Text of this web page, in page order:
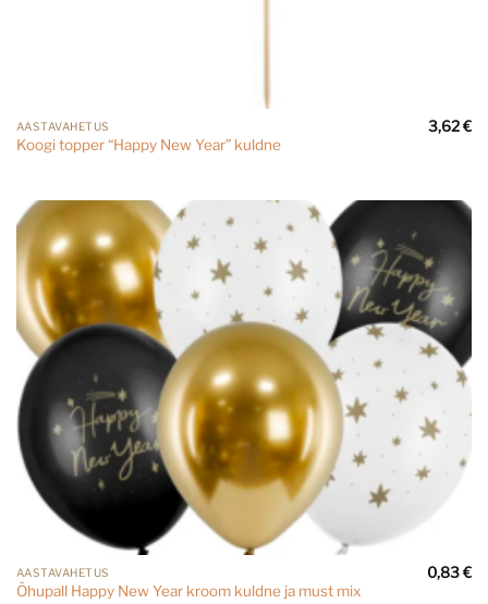
AASTAVAHETUS
Koogi topper “Happy New Year” kuldne
3,62€
AASTAVAHETUS
Õhupall Happy New Year kroom kuldne ja must mix
0,83€